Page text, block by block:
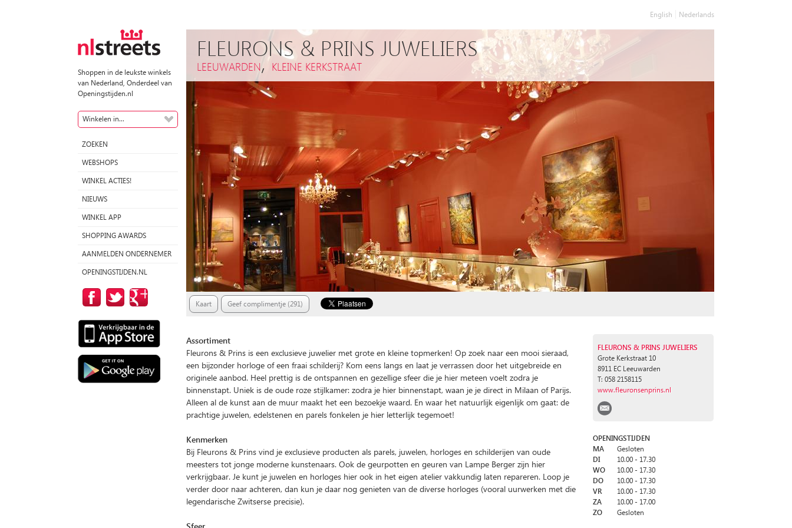
Shoppen in de leukste winkels
van Nederland, Onderdeel van
Openingstijden.nl
Winkelen in...
ZOEKEN
WEBSHOPS
WINKEL ACTIES!
NIEUWS
WINKEL APP
SHOPPING AWARDS
AANMELDEN ONDERNEMER
OPENINGSTIJDEN.NL
English Nederlands
FLEURONS & PRINS JUWELIERS
LEEUWARDEN,KLEINE KERKSTRAAT
Do you own this website? OK
Kaart Geef complimentje (291)
Assortiment
Fleurons & Prins is een exclusieve juwelier met grote en kleine topmerken! Op zoek naar een mooi sieraad,
een bijzonder horloge of een fraai schilderij? Kom eens langs en laat je verrassen door het uitgebreide en
originele aanbod. Heel prettig is de ontspannen en gezellige sfeer die je hier meteen voelt zodra je
binnenstapt. Uniek is de oude roze stijlkamer: zodra je hier binnenstapt, waan je je direct in Milaan of Parijs.
Alleen al de kunst aan de muur maakt het een bezoekje waard. En waar het natuurlijk eigenlijk om gaat: de
prachtige juwelen, edelstenen en parels fonkelen je hier letterlijk tegemoet!
Kenmerken
Bij Fleurons & Prins vind je exclusieve producten als parels, juwelen, horloges en schilderijen van oude
meesters tot jonge moderne kunstenaars. Ook de geurpotten en geuren van Lampe Berger zijn hier
verkrijgbaar. Je kunt je juwelen en horloges hier ook in het eigen atelier vakkundig laten repareren. Loop je
verder door naar achteren, dan kun je daar nog genieten van de diverse horloges (vooral uurwerken met die
legendarische Zwitserse precisie).
FLEURONS & PRINS JUWELIERS
Grote Kerkstraat 10
8911 EC Leeuwarden
T: 058 2158115
www.fleuronsenprins.nl
OPENINGSTIJDEN
MA
Gesloten
DI
10.00 - 17.30
WO
10.00 - 17.30
DO
10.00 - 17.30
VR
10.00 - 17.30
ZA
10.00 - 17.00
ZO
Gesloten